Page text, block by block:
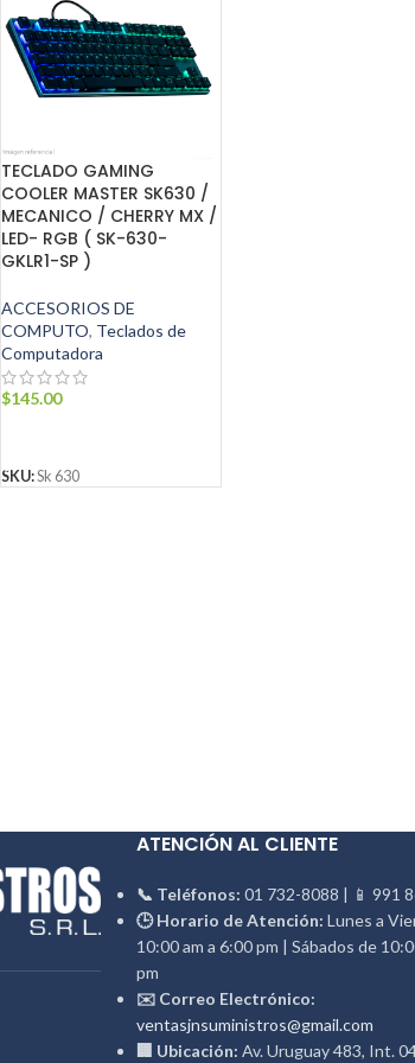
TECLADO GAMING
COOLER MASTER SK630 /
MECANICO / CHERRY MX /
LED- RGB ( SK-630-
GKLR1-SP )
ACCESORIOS DE
COMPUTO, Teclados de
Computadora
$145.00
SKU:Sk 630
ATENCIÓN AL CLIENTE
📞 Teléfonos: 01 732-8088 | 📱 991
🕒 Horario de Atención: Lunes a
10:00 am a 6:00 pm | Sábados de
pm
✉️ Correo Electrónico:
ventasjnsuministros@gmail.com
🏢 Ubicación: Av. Uruguay 483, Int.